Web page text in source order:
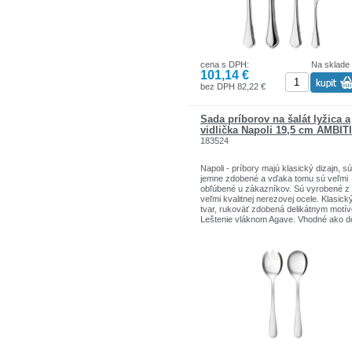
Na sklade
cena s DPH:
101,14 €
bez DPH 82,22 €
Sada príborov na šalát lyžica a
vidlička Napoli 19,5 cm
183524
Napoli - príbory majú klasický dizajn, sú
jemne zdobené a vďaka tomu sú veľmi
obľúbené u zákazníkov. Sú vyrobené z
veľmi kvalitnej nerezovej ocele.
tvar, rukoväť zdobená delikátnym
Leštenie vláknom Agave. Vhodné ako
1 x lyžica na šalát 19,5 cm
1 x vidlička na šalát 19,5 cm